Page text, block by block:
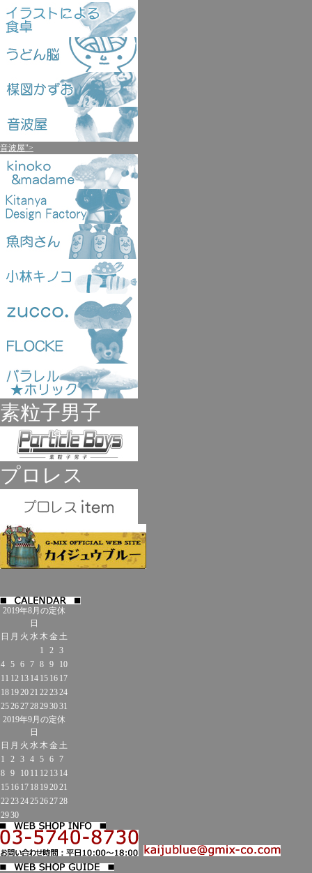
音波屋">
素粒子男子
プロレス
2019年8月の定休
日
日 月 火 水 木 金 土
1
2 3
4 5 6 7 8 9
10
11 12 13 14 15 16 17
18 192021 222324
25262728293031
2019年9月の定休
日
日 月 火 水 木 金 土
1
2 3 4 5 6 7
8 9 10 11 12 13 14
15 16 17 18 192021
22232425262728
2930